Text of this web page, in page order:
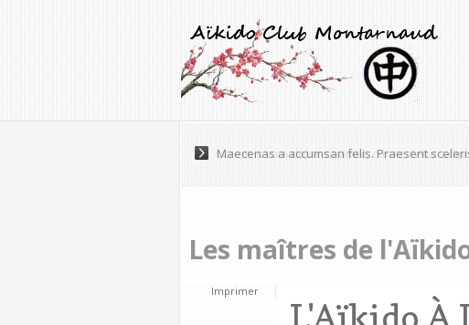
Maecenas a accumsan felis. Praesent
Les maîtres de
Imprimer
L'Aïkido À